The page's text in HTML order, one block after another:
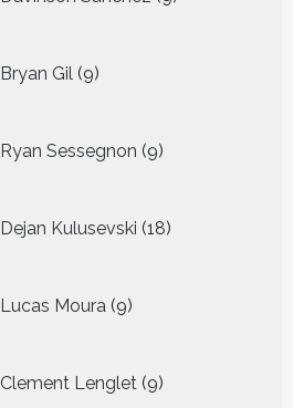
producten
Bryan Gil 9
producten
Ryan Sessegnon 9
producten
Dejan Kulusevski 18
producten
Lucas Moura 9
producten
Clement Lenglet 9
producten